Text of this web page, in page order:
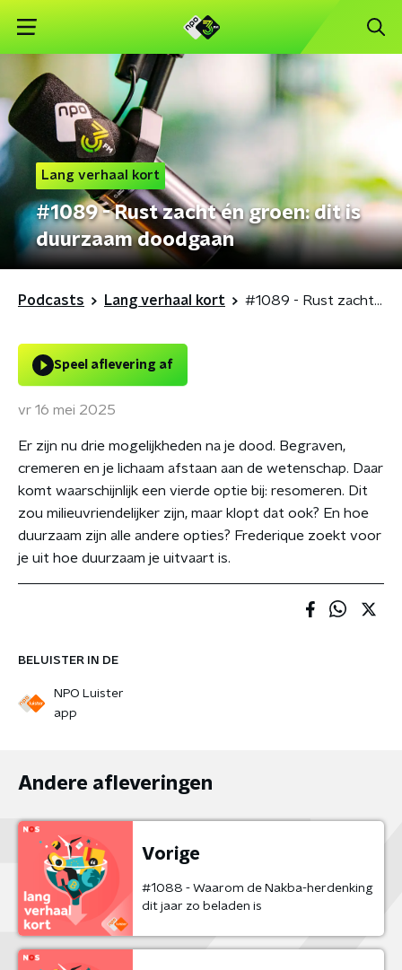
Lang verhaal kort
#1089 - Rust zacht én groen: dit is
duurzaam doodgaan
Podcasts Lang verhaal kort #1089 - Rust zacht én groen: dit is duurzaam doodgaan
BELUISTER IN DE
NPO Luister
app
Speel aflevering af
vr 16 mei 2025
Er zijn nu drie mogelijkheden na je dood. Begraven,
cremeren en je lichaam afstaan aan de wetenschap. Daar
komt waarschijnlijk een vierde optie bij: resomeren. Dit
zou milieuvriendelijker zijn, maar klopt dat ook? En hoe
duurzaam zijn alle andere opties? Frederique zoekt voor
je uit hoe duurzaam je uitvaart is.
Andere afleveringen
Vorige
#1088 - Waarom de Nakba-herdenking
dit jaar zo beladen is